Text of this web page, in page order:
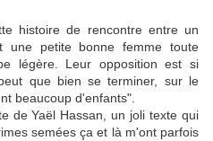
histoire de rencontre entre un
petite bonne femme toute
légère. Leur opposition est si
que bien se terminer, sur le
beaucoup d'enfants".
de Yaël Hassan, un joli texte qui
semées ça et là m'ont parfois